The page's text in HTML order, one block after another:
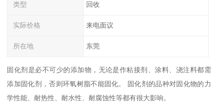
类型 回收
实际价格 来电面议
所在地 东莞
固化剂是必不可少的添加物，无论是作粘接剂、涂料、浇注料都需
添加固化剂，否则环氧树脂不能固化。 固化剂的品种对固化物的力
学性能、耐热性、耐水性、耐腐蚀性等都有很大影响。